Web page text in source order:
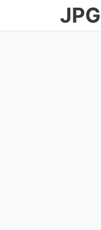
JPG